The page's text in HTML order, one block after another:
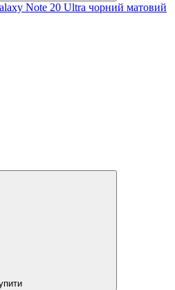
Note 20 Ultra чорний матовий